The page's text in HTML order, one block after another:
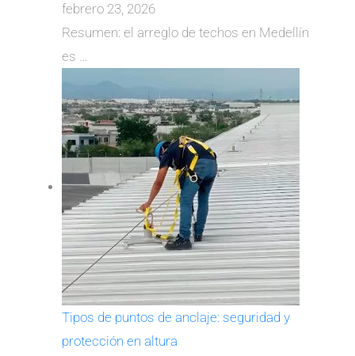
febrero 23, 2026
Resumen: el arreglo de techos en Medellín
es …
Tipos de puntos de anclaje: seguridad y
protección en altura